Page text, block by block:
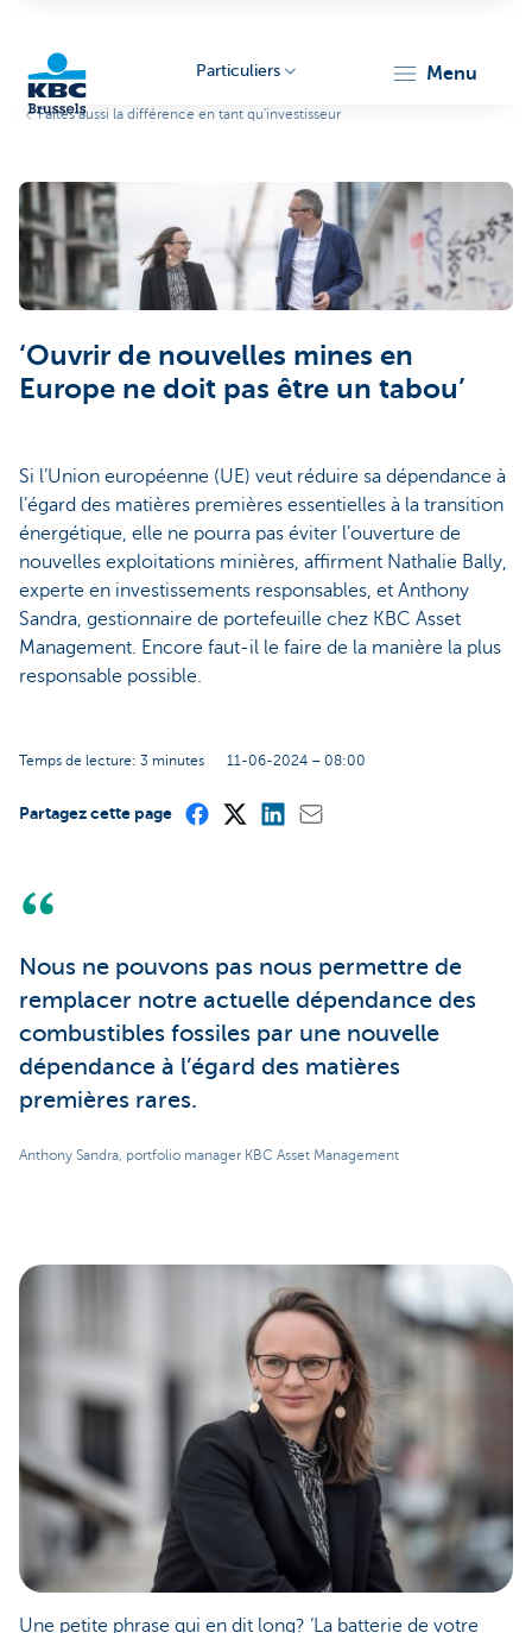
Brussels
Particuliers menu
Faites aussi la différence en tant qu'investisseur
‘Ouvrir de nouvelles mines en
Europe ne doit pas être un tabou’
Si l’Union européenne (UE) veut réduire sa dépendance à
l’égard des matières premières essentielles à la transition
énergétique, elle ne pourra pas éviter l’ouverture de
nouvelles exploitations minières, affirment Nathalie Bally,
experte en investissements responsables, et Anthony
Sandra, gestionnaire de portefeuille chez KBC Asset
Management. Encore faut-il le faire de la manière la plus
responsable possible.
Temps de lecture: 3 minutes 11-06-2024 – 08:00
Partagez cette page
Nous ne pouvons pas nous permettre de
remplacer notre actuelle dépendance des
combustibles fossiles par une nouvelle
dépendance à l’égard des matières
premières rares.
Anthony Sandra, portfolio manager KBC Asset Management
Une petite phrase qui en dit long? ‘La batterie de votre